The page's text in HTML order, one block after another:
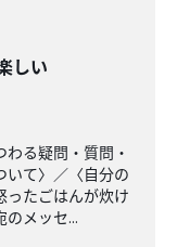
しい
る疑問・質問・
いて〉／〈自分の
ったごはんが炊け
のメッセ...